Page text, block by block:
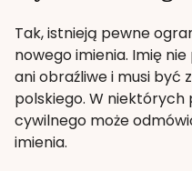
Tak, istnieją pewne
nowego imienia. Imię
ani obraźliwe i musi być
polskiego. W
cywilnego może
imienia.